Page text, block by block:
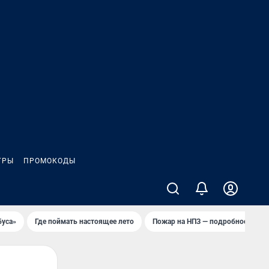
ПРОМОКОДЫ
Где поймать настоящее лето Пожар на НПЗ — подробности